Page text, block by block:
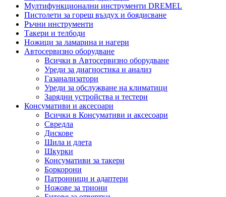
Мултифункционални инструменти DREMEL
Пистолети за горещ въздух и боядисване
Ръчни инструменти
Такери и телбоди
Ножици за ламарина и нагери
Автосервизно оборудване
Всички в Автосервизно оборудване
Уреди за диагностика и анализ
Газанализатори
Уреди за обслужване на климатици
Зарядни устройства и тестери
Консумативи и аксесоари
Всички в Консумативи и аксесоари
Свредла
Дискове
Шила и длета
Шкурки
Консумативи за такери
Боркорони
Патронници и адаптери
Ножове за триони